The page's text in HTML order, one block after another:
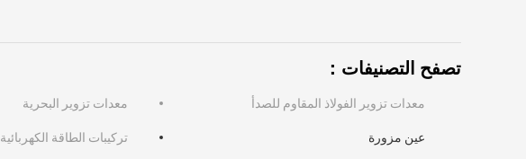
تصفح التصنيفات：
معدات تزوير البحرية معدات تزوير الفولاذ المقاوم للصدأ
تركيبات الطاقة الكهربائية عين مزورة